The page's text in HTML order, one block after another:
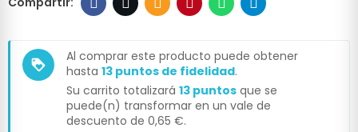
loyalty
Al comprar este producto puede obtener
hasta 13 puntos de fidelidad.
Su carrito totalizará 13 puntos que se
puede(n) transformar en un vale de
descuento de 0,65 €.